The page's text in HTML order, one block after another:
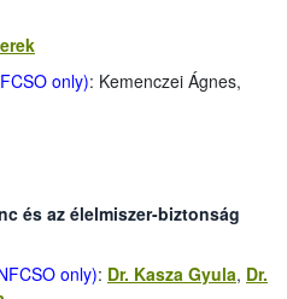
only): Kemenczei Ágnes,
és az élelmiszer-biztonság
only): Dr. Kasza Gyula, Dr.